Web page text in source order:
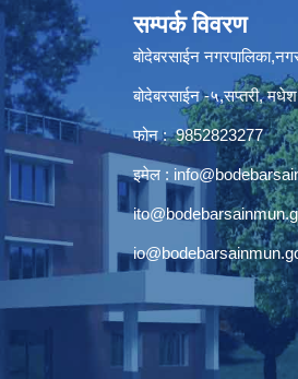
सम्पर्क विवरण
बोदेबरसाईन
बोदेबरसाईन -५,सप्तरी,
फोन : 9852823277
इमेल :